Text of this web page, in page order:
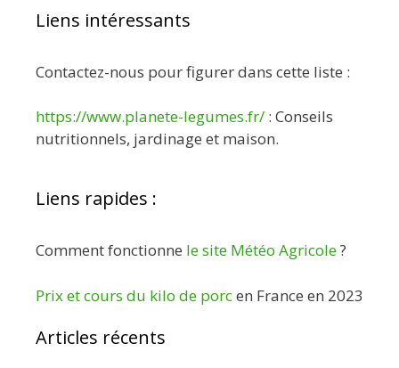
Liens intéressants
Contactez-nous pour figurer dans cette liste :
https://www.planete-legumes.fr/ : Conseils
nutritionnels, jardinage et maison.
Liens rapides :
Comment fonctionne le site Météo Agricole?
Prix et cours du kilo de porcen France en 2023
Articles récents